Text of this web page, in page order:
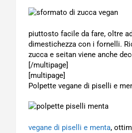
piuttosto facile da fare, oltre
dimestichezza con i fornelli.
zucca e seitan viene anche
[/multipage]
[multipage]
Polpette vegane di piselli e
vegane di piselli e menta,